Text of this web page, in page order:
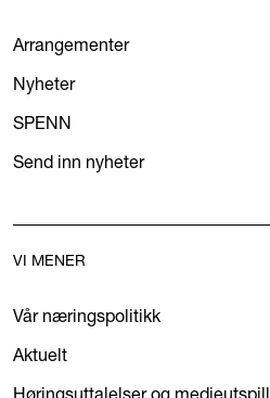
Arrangementer
Nyheter
SPENN
Send inn nyheter
VI MENER
Vår næringspolitikk
Aktuelt
Høringsuttalelser og medieutspill